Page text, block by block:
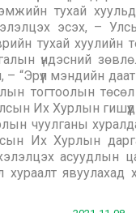
тухай
эсэх, –
тухай хуулийн
үндэсний
мэндийн
тогтоолын
Их Хурлын
чуулганы
Их Хурлын
асуудлын
явуулахад